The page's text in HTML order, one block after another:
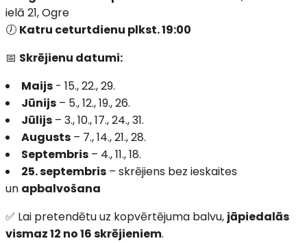
ielā 21, Ogre
🕖 Katru ceturtdienu plkst. 19:00
📅 Skrējienu datumi:
Maijs - 15., 22., 29.
Jūnijs – 5., 12., 19., 26.
Jūlijs – 3., 10., 17., 24., 31.
Augusts – 7., 14., 21., 28.
Septembris – 4., 11., 18.
25. septembris – skrējiens bez ieskaites
un apbalvošana
✅ Lai pretendētu uz kopvērtējuma balvu, jāpiedalās
vismaz 12 no 16 skrējieniem.